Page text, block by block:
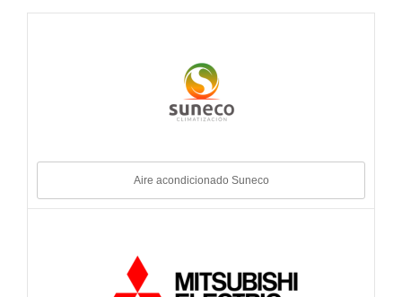
Aire acondicionado Suneco